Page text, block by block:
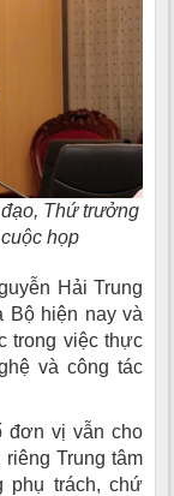
Thứ trưởng
họp
Hải Trung
Bộ hiện nay và
trong việc thực
và công tác
đơn vị vẫn cho
Trung tâm
phụ trách, chứ